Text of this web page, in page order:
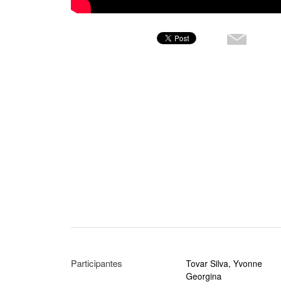
Participantes
Tovar Silva, Yvonne
Georgina